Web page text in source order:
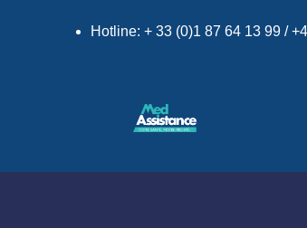
Hotline: + 33 (0)1 87 64 13 99 /